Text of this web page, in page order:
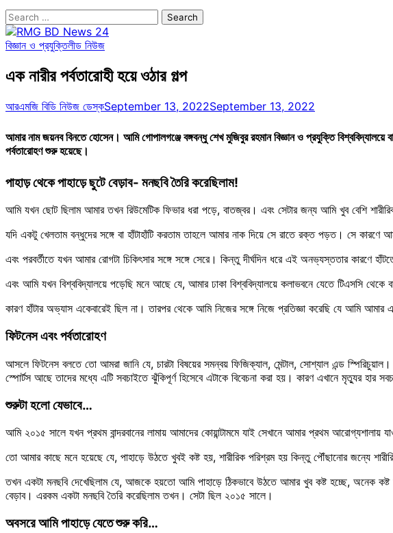
Search
for:
বিজ্ঞান ও প্রযুক্তিলীড নিউজ
এক নারীর পর্বতারোহী হয়ে ওঠার গল্প
আরএমজি বিডি নিউজ ডেস্কSeptember 13, 2022September 13, 2022
আমার নাম জয়নব বিনতে হোসেন। আমি গোপালগঞ্জে বঙ্গবন্ধু শেখ মুজিবুর রহমান বিজ্ঞান ও প্রযুক্তি
পর্বতারোহণ শুরু হয়েছে।
পাহাড় থেকে পাহাড়ে ছুটে বেড়াব- মনছবি তৈরি করেছিলাম!
আমি যখন ছোট ছিলাম আমার তখন রিউমেটিক ফিভার ধরা পড়ে, বাতজ্বর। এবং সেটার জন্য আমি খুব বেশি
যদি একটু খেলতাম বন্ধুদের সঙ্গে বা হাঁটাহাঁটি করতাম তাহলে আমার নাক দিয়ে সে রাতে রক্ত পড়ত। সে কারণে
এবং পরবর্তীতে যখন আমার রোগটা চিকিৎসার সঙ্গে সঙ্গে সেরে। কিন্তু দীর্ঘদিন ধরে এই অনভ্যস্ততার কারণে
এবং আমি যখন বিশ্ববিদ্যালয়ে পড়েছি মনে আছে যে, আমার ঢাকা বিশ্ববিদ্যালয়ে কলাভবনে যেতে টিএসসি
কারণ হাঁটার অভ্যাস একেবারেই ছিল না। তারপর থেকে আমি নিজের সঙ্গে নিজে প্রতিজ্ঞা করেছি যে আমি আমার
ফিটনেস এবং পর্বতারোহণ
আসলে ফিটনেস বলতে তো আমরা জানি যে, চারটা বিষয়ের সমন্বয় ফিজিক্যাল, মেন্টাল, সোশ্যাল এন্ড
স্পোর্টস আছে তাদের মধ্যে এটি সবচাইতে ঝুঁকিপূর্ণ হিসেবে এটাকে বিবেচনা করা হয়। কারণ এখানে মৃত্যুর হার
শুরুটা হলো যেভাবে…
আমি ২০১৫ সালে যখন প্রথম বান্দরবানের লামায় আমাদের কোয়ান্টামমে যাই সেখানে আমার প্রথম আরোগ্যশালায়
তো আমার কাছে মনে হয়েছে যে, পাহাড়ে উঠতে খুবই কষ্ট হয়, শারীরিক পরিশ্রম হয় কিন্তু পৌঁছানোর জন্যে
তখন একটা মনছবি দেখেছিলাম যে, আজকে হয়তো আমি পাহাড়ে ঠিকভাবে উঠতে আমার খুব কষ্ট হচ্ছে, অনেক
বেড়াব। এরকম একটা মনছবি তৈরি করেছিলাম তখন। সেটা ছিল ২০১৫ সালে।
অবসরে আমি পাহাড়ে যেতে শুরু করি…